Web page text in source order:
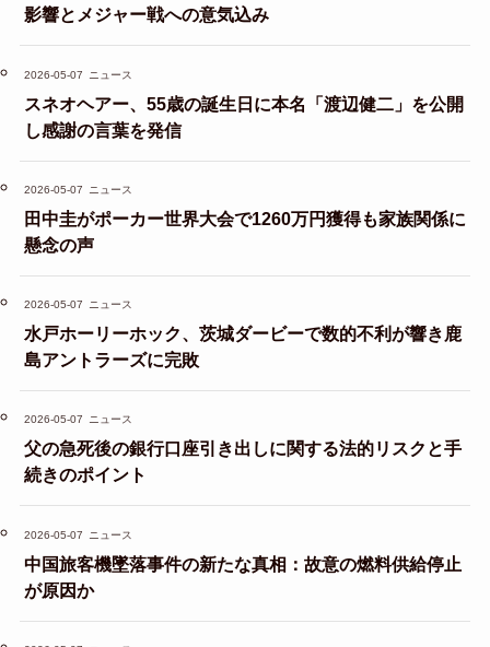
影響とメジャー戦への意気込み
2026-05-07 ニュース
スネオヘアー、55歳の誕生日に本名「渡辺健二」を公開
し感謝の言葉を発信
2026-05-07 ニュース
田中圭がポーカー世界大会で1260万円獲得も家族関係に
懸念の声
2026-05-07 ニュース
水戸ホーリーホック、茨城ダービーで数的不利が響き鹿
島アントラーズに完敗
2026-05-07 ニュース
父の急死後の銀行口座引き出しに関する法的リスクと手
続きのポイント
2026-05-07 ニュース
中国旅客機墜落事件の新たな真相：故意の燃料供給停止
が原因か